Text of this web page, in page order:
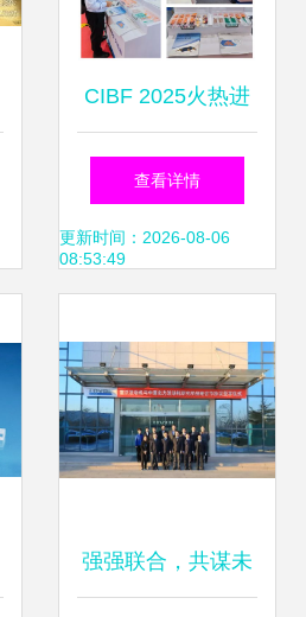
CIBF 2025火热进
行中 Amass携硬核
连接技术新品实力
术交流新风尚
查看详情
更新时间：2026-08-06
08:53:49
强强联合，共谋未